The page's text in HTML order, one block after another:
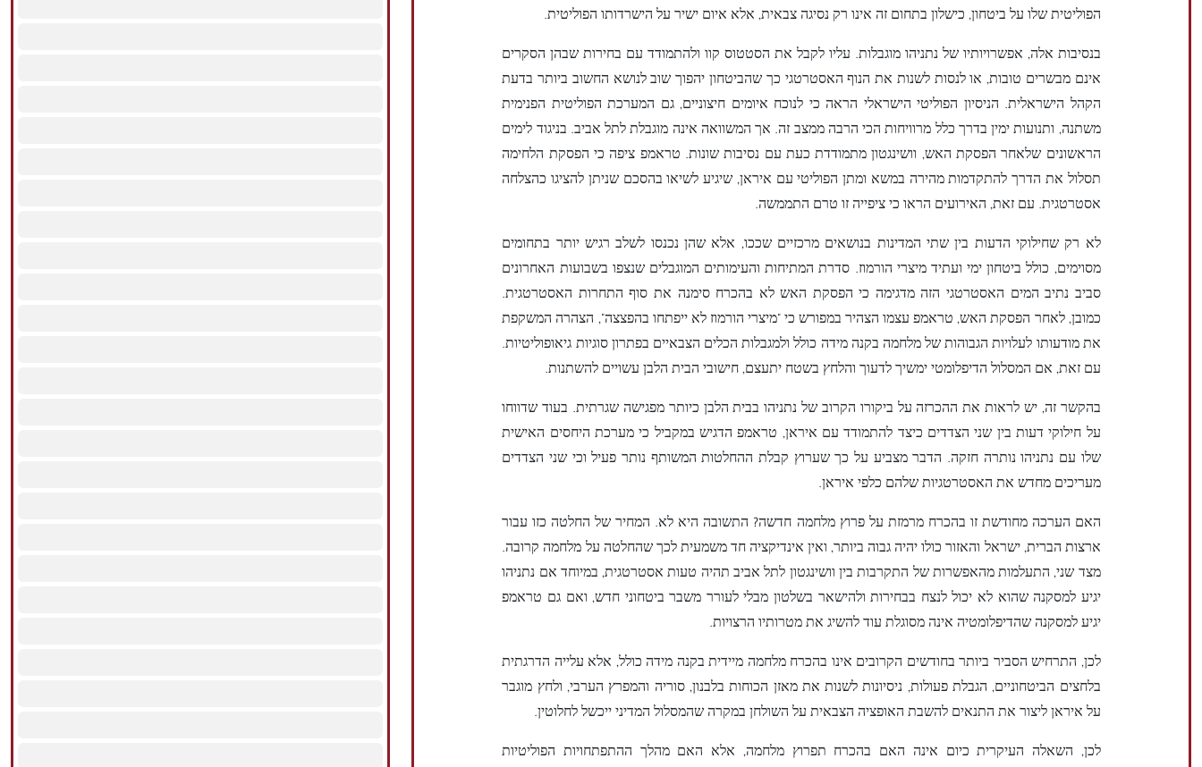
הפוליטית שלו על ביטחון, כישלון בתחום זה אינו רק נסיגה צבאית, אלא איום ישיר על הישרדותו הפוליטית.
בנסיבות אלה, אפשרויותיו של נתניהו מוגבלות. עליו לקבל את הסטטוס קוו ולהתמודד עם בחירות שבהן הסקרים
אינם מבשרים טובות, או לנסות לשנות את הנוף האסטרטגי כך שהביטחון יהפוך שוב לנושא החשוב ביותר בדעת
הקהל הישראלית. הניסיון הפוליטי הישראלי הראה כי לנוכח איומים חיצוניים, גם המערכת הפוליטית הפנימית
משתנה, ותנועות ימין בדרך כלל מרוויחות הכי הרבה ממצב זה. אך המשוואה אינה מוגבלת לתל אביב. בניגוד לימים
הראשונים שלאחר הפסקת האש, וושינגטון מתמודדת כעת עם נסיבות שונות. טראמפ ציפה כי הפסקת הלחימה
תסלול את הדרך להתקדמות מהירה במשא ומתן הפוליטי עם איראן, שיגיע לשיאו בהסכם שניתן להציגו כהצלחה
אסטרטגית. עם זאת, האירועים הראו כי ציפייה זו טרם התממשה.
לא רק שחילוקי הדעות בין שתי המדינות בנושאים מרכזיים שככו, אלא שהן נכנסו לשלב רגיש יותר בתחומים
מסוימים, כולל ביטחון ימי ועתיד מיצרי הורמוז. סדרת המתיחות והעימותים המוגבלים שנצפו בשבועות האחרונים
סביב נתיב המים האסטרטגי הזה מדגימה כי הפסקת האש לא בהכרח סימנה את סוף התחרות האסטרטגית.
כמובן, לאחר הפסקת האש, טראמפ עצמו הצהיר במפורש כי "מיצרי הורמוז לא ייפתחו בהפצצה", הצהרה המשקפת
את מודעותו לעלויות הגבוהות של מלחמה בקנה מידה כולל ולמגבלות הכלים הצבאיים בפתרון סוגיות גיאופוליטיות.
עם זאת, אם המסלול הדיפלומטי ימשיך לדעוך והלחץ בשטח יתעצם, חישובי הבית הלבן עשויים להשתנות.
בהקשר זה, יש לראות את ההכרזה על ביקורו הקרוב של נתניהו בבית הלבן כיותר מפגישה שגרתית. בעוד שדווחו
על חילוקי דעות בין שני הצדדים כיצד להתמודד עם איראן, טראמפ הדגיש במקביל כי מערכת היחסים האישית
שלו עם נתניהו נותרה חזקה. הדבר מצביע על כך שערוץ קבלת ההחלטות המשותף נותר פעיל וכי שני הצדדים
מעריכים מחדש את האסטרטגיות שלהם כלפי איראן.
האם הערכה מחודשת זו בהכרח מרמזת על פרוץ מלחמה חדשה? התשובה היא לא. המחיר של החלטה כזו עבור
ארצות הברית, ישראל והאזור כולו יהיה גבוה ביותר, ואין אינדיקציה חד משמעית לכך שהחלטה על מלחמה קרובה.
מצד שני, התעלמות מהאפשרות של התקרבות בין וושינגטון לתל אביב תהיה טעות אסטרטגית, במיוחד אם נתניהו
יגיע למסקנה שהוא לא יכול לנצח בבחירות ולהישאר בשלטון מבלי לעורר משבר ביטחוני חדש, ואם גם טראמפ
יגיע למסקנה שהדיפלומטיה אינה מסוגלת עוד להשיג את מטרותיו הרצויות.
לכן, התרחיש הסביר ביותר בחודשים הקרובים אינו בהכרח מלחמה מיידית בקנה מידה כולל, אלא עלייה הדרגתית
בלחצים הביטחוניים, הגבלת פעולות, ניסיונות לשנות את מאזן הכוחות בלבנון, סוריה והמפרץ הערבי, ולחץ מוגבר
על איראן ליצור את התנאים להשבת האופציה הצבאית על השולחן במקרה שהמסלול המדיני ייכשל לחלוטין.
לכן, השאלה העיקרית כיום אינה האם בהכרח תפרוץ מלחמה, אלא האם מהלך ההתפתחויות הפוליטיות